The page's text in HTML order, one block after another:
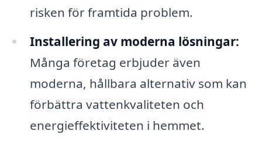
risken för framtida problem.
Installering av moderna lösningar:
Många företag erbjuder även
moderna, hållbara alternativ som kan
förbättra vattenkvaliteten och
energieffektiviteten i hemmet.